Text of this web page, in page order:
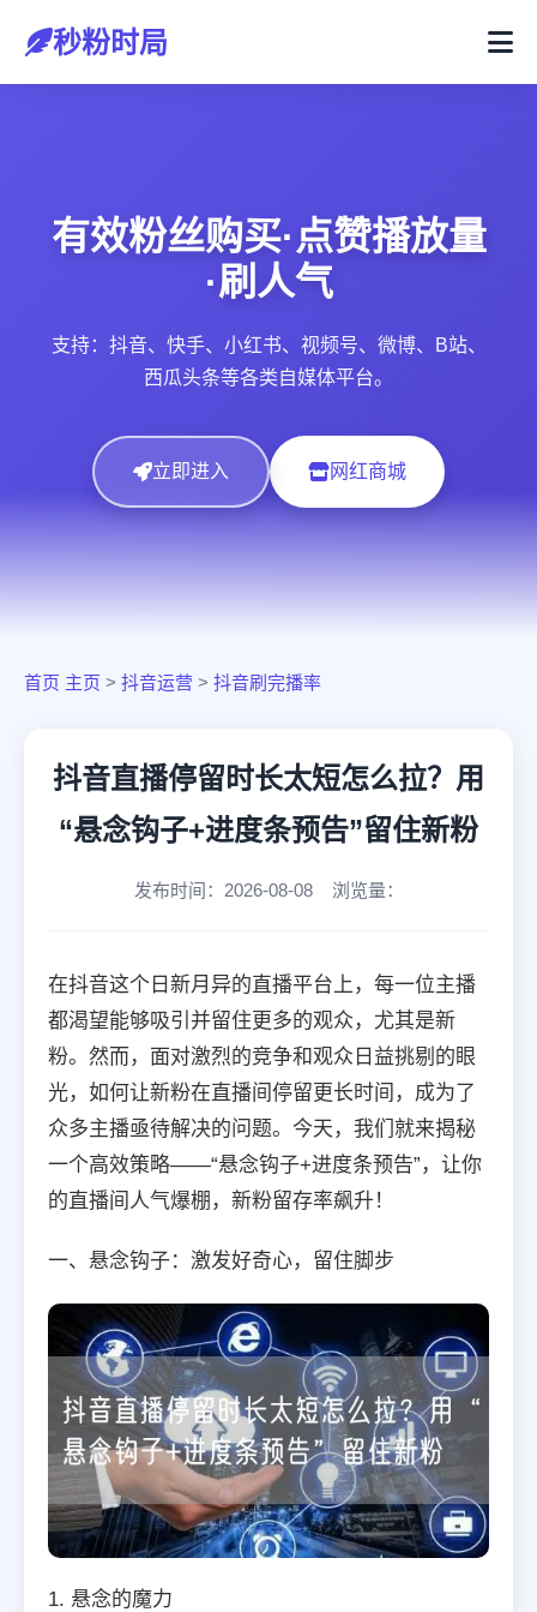
秒粉时局
有效粉丝购买·点赞播放量
·刷人气
支持：抖音、快手、小红书、视频号、微博、B站、
西瓜头条等各类自媒体平台。
立即进入 网红商城
首页 主页 > 抖音运营 > 抖音刷完播率
抖音直播停留时长太短怎么拉？用
“悬念钩子+进度条预告”留住新粉
发布时间：2026-08-08 浏览量：
在抖音这个日新月异的直播平台上，每一位主播
都渴望能够吸引并留住更多的观众，尤其是新
粉。然而，面对激烈的竞争和观众日益挑剔的眼
光，如何让新粉在直播间停留更长时间，成为了
众多主播亟待解决的问题。今天，我们就来揭秘
一个高效策略——“悬念钩子+进度条预告”，让你
的直播间人气爆棚，新粉留存率飙升！
一、悬念钩子：激发好奇心，留住脚步
1. 悬念的魔力